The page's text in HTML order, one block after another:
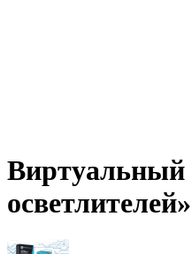
Виртуальный
осветлителей»